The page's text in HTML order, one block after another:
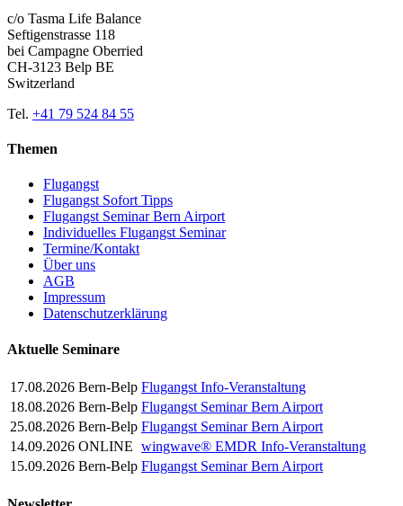
c/o Tasma Life Balance
Seftigenstrasse 118
bei Campagne Oberried
CH-3123 Belp BE
Switzerland
Tel. +41 79 524 84 55
Themen
Flugangst
Flugangst Sofort Tipps
Flugangst Seminar Bern Airport
Individuelles Flugangst Seminar
Termine/Kontakt
Über uns
AGB
Impressum
Datenschutzerklärung
Aktuelle Seminare
17.08.2026 Bern-Belp Flugangst Info-Veranstaltung
18.08.2026 Bern-Belp Flugangst Seminar Bern Airport
25.08.2026 Bern-Belp Flugangst Seminar Bern Airport
14.09.2026 ONLINE wingwave® EMDR Info-Veranstaltung
15.09.2026 Bern-Belp Flugangst Seminar Bern Airport